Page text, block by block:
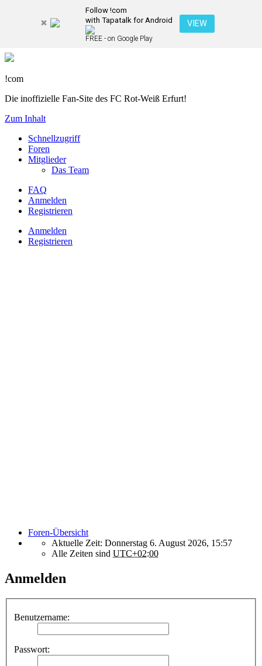
Follow !com
with Tapatalk for Android
FREE - on Google Play
VIEW
!com
Die inoffizielle Fan-Site des FC Rot-Weiß Erfurt!
Zum Inhalt
Schnellzugriff
Foren
Mitglieder
Das Team
FAQ
Anmelden
Registrieren
Anmelden
Registrieren
Foren-Übersicht
Aktuelle Zeit: Donnerstag 6. August 2026, 15:57
Alle Zeiten sind UTC+02:00
Anmelden
Benutzername:
Passwort: